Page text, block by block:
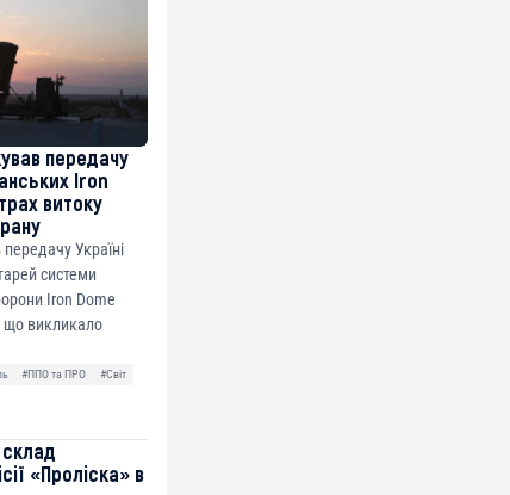
передачу
Iron
витоку
передачу Україні
системи
Iron Dome
що викликало
#ППО та ПРО
#Світ
«Проліска» в